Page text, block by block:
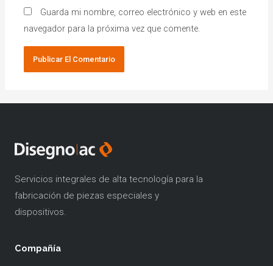
Guarda mi nombre, correo electrónico y web en este
navegador para la próxima vez que comente.
Servicios integrales de alta tecnología para la
fabricación de piezas especiales y
dispositivos.
Compañía